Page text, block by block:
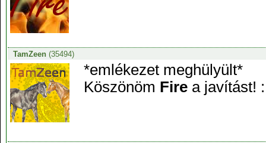
TamZeen(35494)
*emlékezet meghülyült*
Köszönöm Firea javítást!